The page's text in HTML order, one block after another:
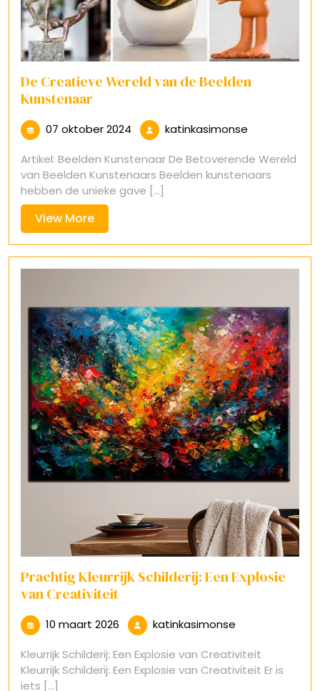
De Creatieve Wereld van de Beelden
Kunstenaar
07 oktober 2024 07
oktober
2024
katinkasimonse
Artikel: Beelden Kunstenaar De Betoverende Wereld
van Beelden Kunstenaars Beelden kunstenaars
hebben de unieke gave [...]
View MoreView
More
Prachtig Kleurrijk Schilderij: Een Explosie
van Creativiteit
10 maart 2026 10
maart
2026
katinkasimonse
Kleurrijk Schilderij: Een Explosie van Creativiteit
Kleurrijk Schilderij: Een Explosie van Creativiteit Er is
iets [...]